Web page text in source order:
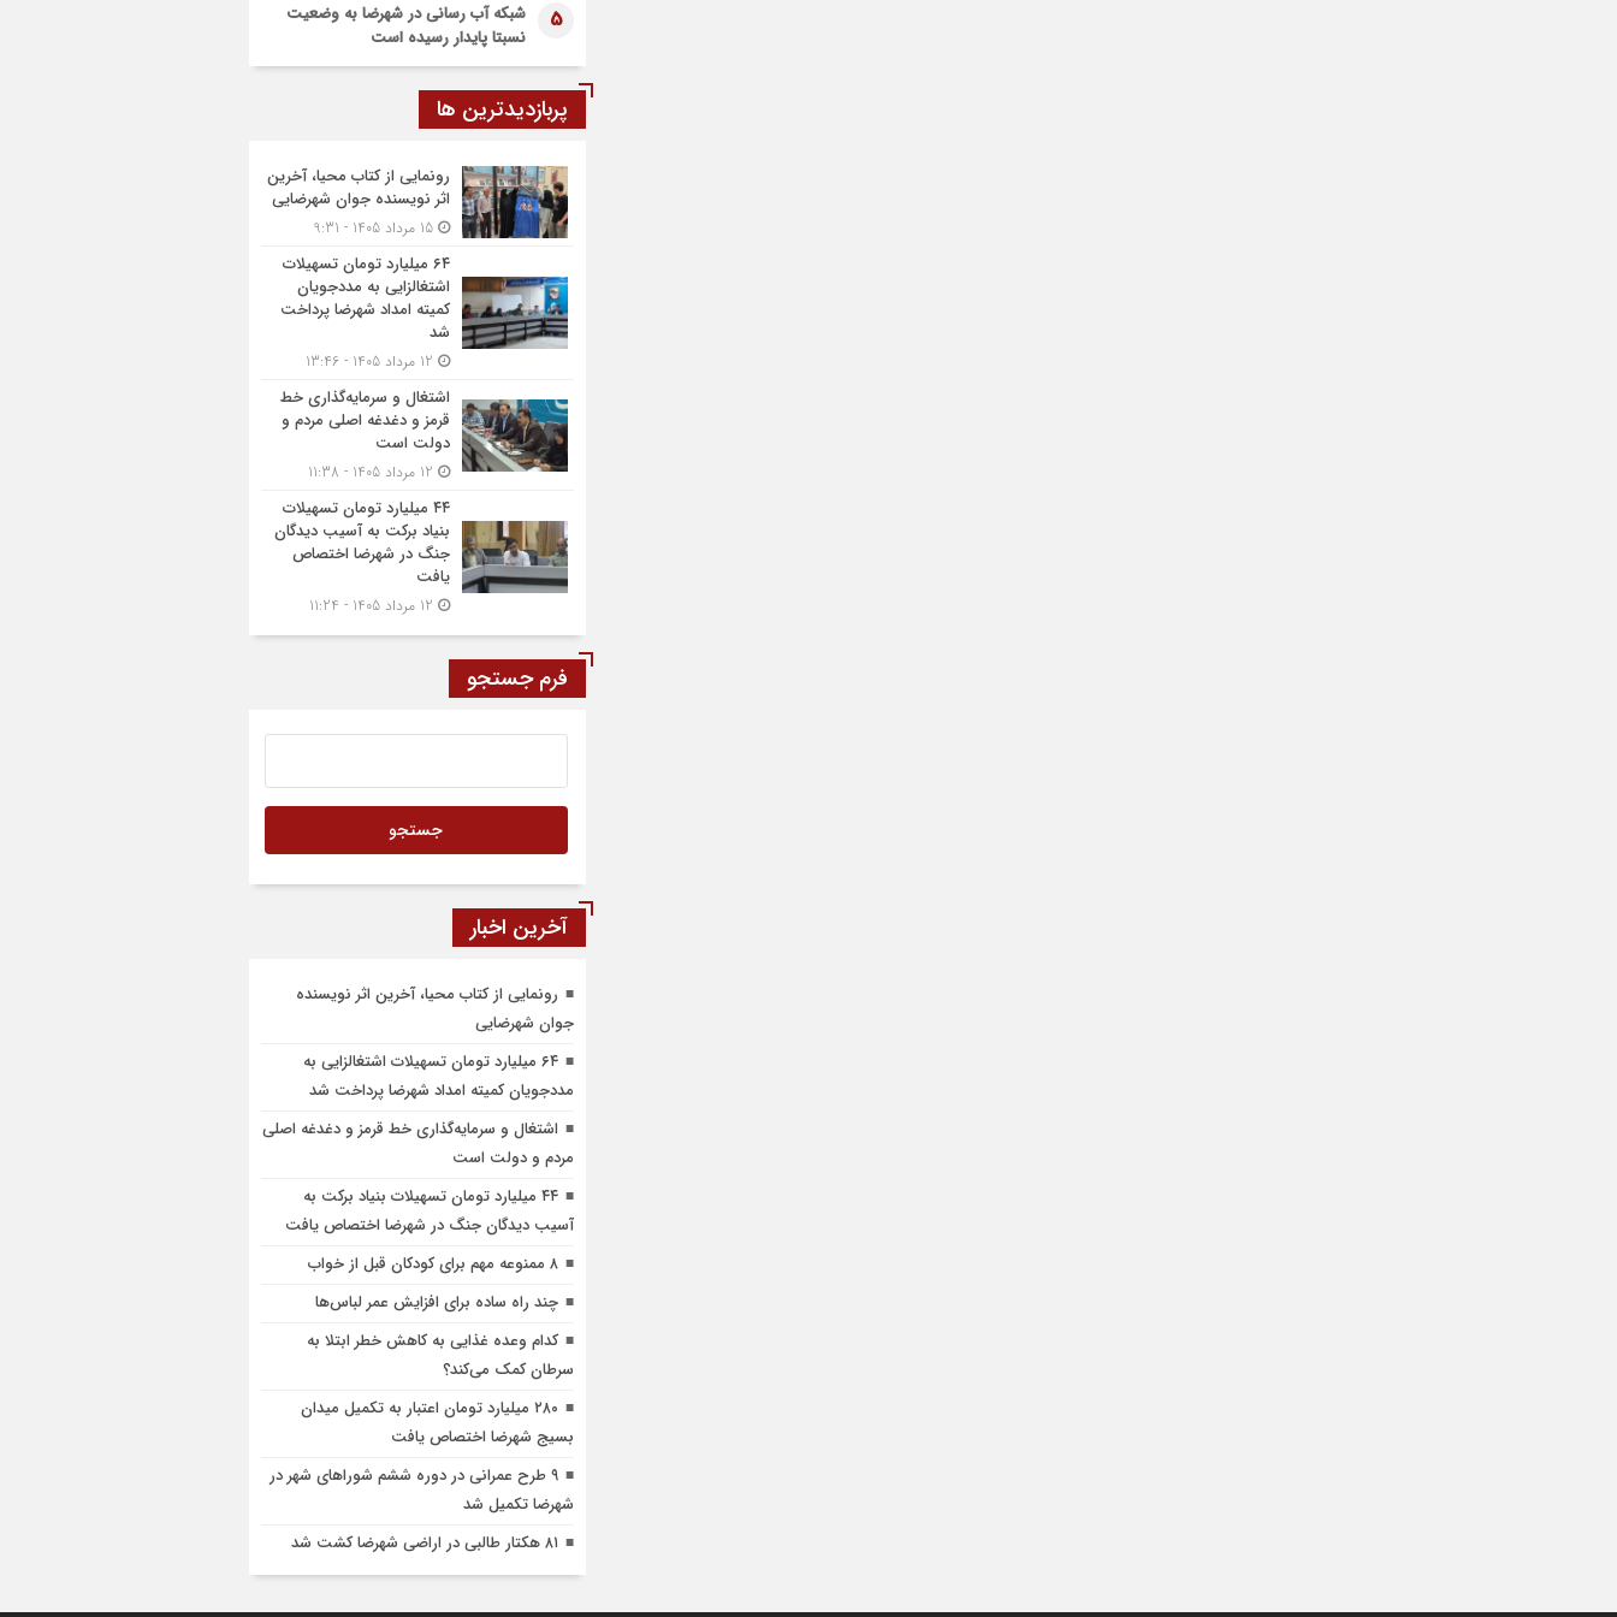
5
شبکه آب رسانی در شهرضا به وضعیت
نسبتا پایدار رسیده است
پربازدیدترین ها
رونمایی از کتاب محیا، آخرین
اثر نویسنده جوان شهرضایی
۶۴ میلیارد تومان تسهیلات
اشتغالزایی به مددجویان
کمیته امداد شهرضا پرداخت
شد
اشتغال و سرمایه‌گذاری خط
قرمز و دغدغه اصلی مردم و
دولت است
۴۴ میلیارد تومان تسهیلات
بنیاد برکت به آسیب دیدگان
جنگ در شهرضا اختصاص
یافت
فرم جستجو
آخرین اخبار
رونمایی از کتاب محیا، آخرین اثر نویسنده
جوان شهرضایی
۶۴ میلیارد تومان تسهیلات اشتغالزایی به
مددجویان کمیته امداد شهرضا پرداخت شد
اشتغال و سرمایه‌گذاری خط قرمز و دغدغه اصلی
مردم و دولت است
۴۴ میلیارد تومان تسهیلات بنیاد برکت به
آسیب دیدگان جنگ در شهرضا اختصاص یافت
۸ ممنوعه مهم برای کودکان قبل از خواب
چند راه ساده برای افزایش عمر لباس‌ها
کدام وعده غذایی به کاهش خطر ابتلا به
سرطان کمک می‌کند؟
۲۸۰ میلیارد تومان اعتبار به تکمیل میدان
بسیج شهرضا اختصاص یافت
۹ طرح عمرانی در دوره ششم شوراهای شهر در
شهرضا تکمیل شد
۸۱ هکتار طالبی در اراضی شهرضا کشت شد